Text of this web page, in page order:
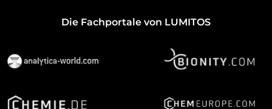
Die Fachportale von LUMITOS